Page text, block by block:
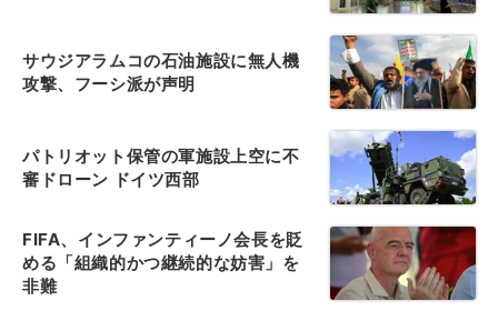
サウジアラムコの石油施設に無人機
攻撃、フーシ派が声明
パトリオット保管の軍施設上空に不
審ドローン ドイツ西部
FIFA、インファンティーノ会長を貶
める「組織的かつ継続的な妨害」を
非難